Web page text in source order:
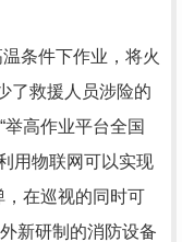
条件下作业，将火
了救援人员涉险的
高作业平台全国
用物联网可以实现
，在巡视的同时可
新研制的消防设备